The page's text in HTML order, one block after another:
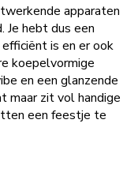
apparaten
Je hebt dus een
is en er ook
koepelvormige
en een glanzende
maar zit vol handige
een feestje te